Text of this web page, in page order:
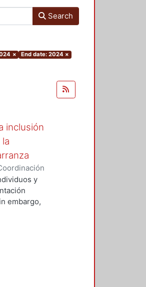
Search
× End date: 2024 ×
inclusión
y
embargo,